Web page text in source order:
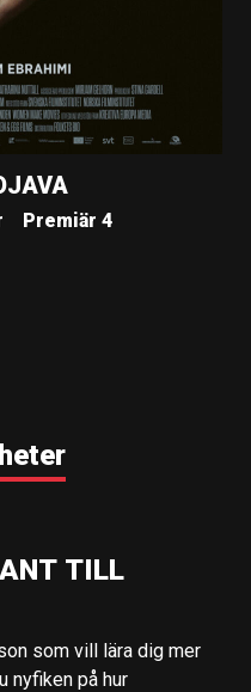
Premiär 4
TILL
som vill lära dig mer
nyfiken på hur